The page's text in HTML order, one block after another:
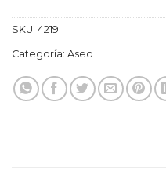
SKU: 4219
Categoría: Aseo